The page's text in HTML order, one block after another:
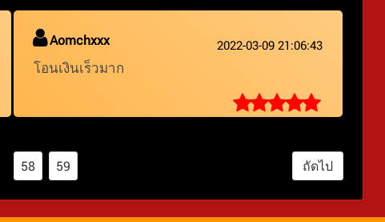
Aomchxxx 2022-03-09 21:06:43
โอนเงินเร็วมาก
ถัดไป
58 59